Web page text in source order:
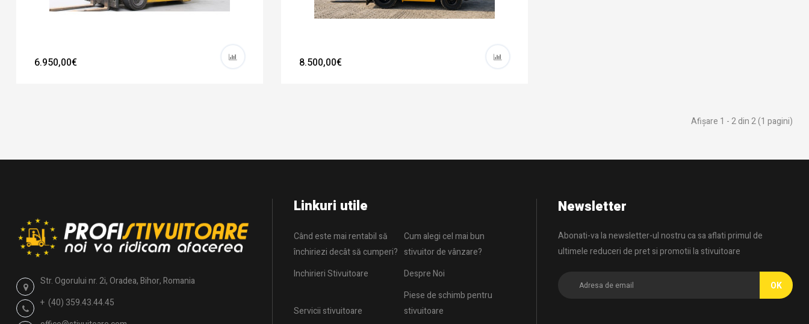
6.950,00€ 8.500,00€
Afişare 1 - 2 din 2 (1 pagini)
Str. Ogorului nr. 2i, Oradea, Bihor, Romania
+ (40) 359.43.44.45
Linkuri utile
Când este mai rentabil să
închiriezi decât să cumperi?
Cum alegi cel mai bun
stivuitor de vânzare?
Inchirieri Stivuitoare
Despre Noi
Servicii stivuitoare
Piese de schimb pentru
stivuitoare
Newsletter
Abonati-va la newsletter-ul nostru ca sa aflati primul de
ultimele reduceri de pret si promotii la stivuitoare
OK